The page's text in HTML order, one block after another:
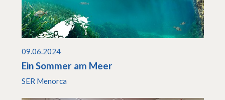
09.06.2024
Ein Sommer am Meer
SER Menorca